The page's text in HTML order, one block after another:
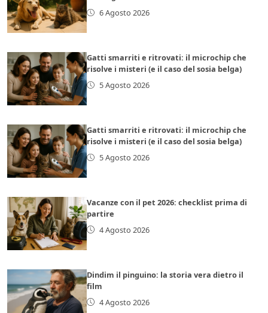
6 Agosto 2026
Gatti smarriti e ritrovati: il microchip che
risolve i misteri (e il caso del sosia belga)
5 Agosto 2026
Gatti smarriti e ritrovati: il microchip che
risolve i misteri (e il caso del sosia belga)
5 Agosto 2026
Vacanze con il pet 2026: checklist prima di
partire
4 Agosto 2026
Dindim il pinguino: la storia vera dietro il
film
4 Agosto 2026